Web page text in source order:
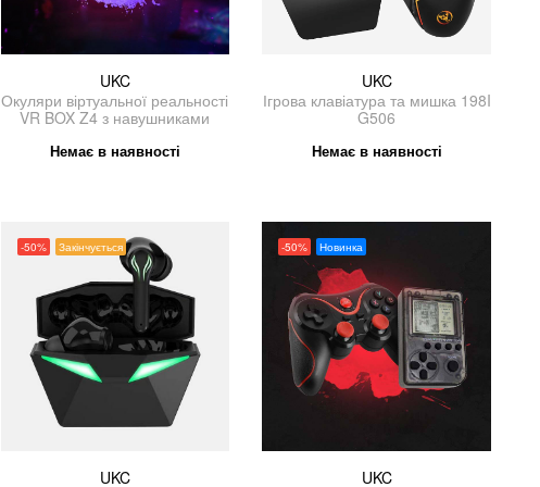
UKC
Окуляри віртуальної реальності
VR BOX Z4 з навушниками
Немає в наявності
UKC
Ігрова клавіатура та мишка 198I
G506
Немає в наявності
-50% Закінчується
UKC
-50% Новинка
UKC